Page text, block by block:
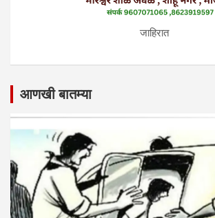
जाहिरात
आणखी बातम्या